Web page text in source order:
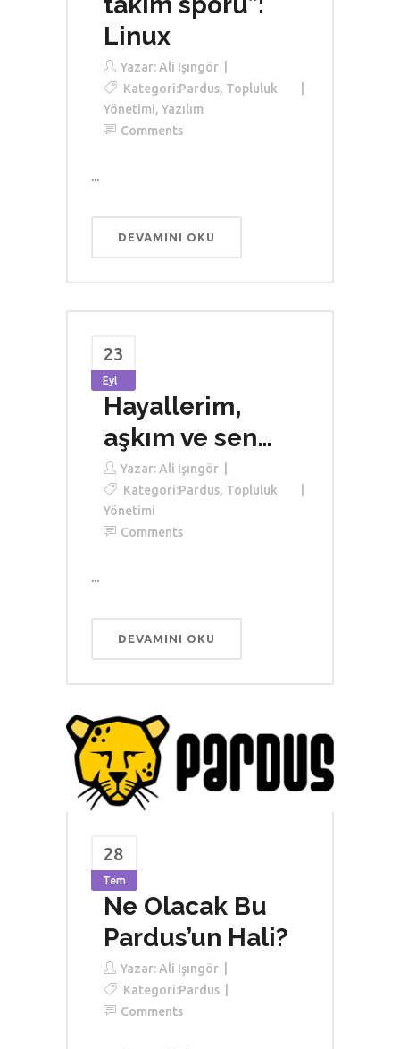
Linux
Yazar:Ali Işıngör
Kategori:Pardus, Topluluk
Yönetimi, Yazılım
Comments
...
DEVAMINI OKU
23
Eyl
Hayallerim,
aşkım ve sen…
Yazar:Ali Işıngör
Kategori:Pardus, Topluluk
Yönetimi
Comments
...
DEVAMINI OKU
28
Tem
Ne Olacak Bu
Pardus’un Hali?
Yazar:Ali Işıngör
Kategori:Pardus
Comments